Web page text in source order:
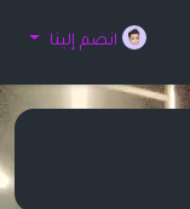
انضم إلينا